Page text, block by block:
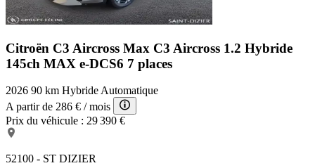
Citroën C3 Aircross Max C3 Aircross 1.2 Hybride
145ch MAX e-DCS6 7 places
2026 90 km Hybride Automatique
A partir de 286 € / mois
Prix du véhicule : 29 390 €
52100 - ST DIZIER